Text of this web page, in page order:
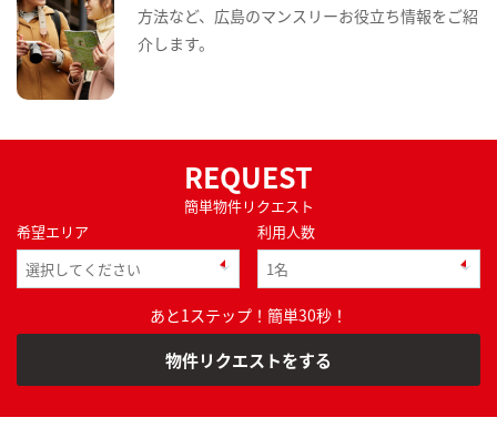
方法など、広島のマンスリーお役立ち情報をご紹
介します。
REQUEST
簡単物件リクエスト
希望エリア
利用人数
あと1ステップ！簡単30秒！
物件リクエストをする